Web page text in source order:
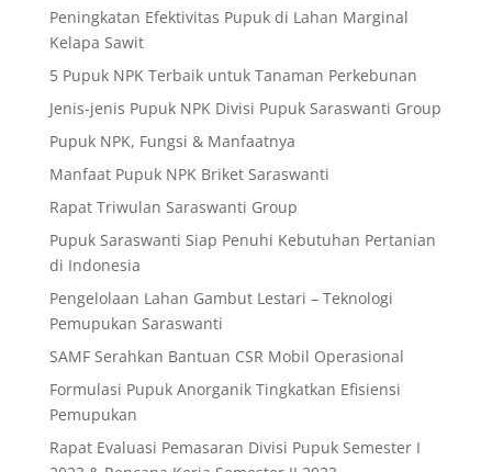
Peningkatan Efektivitas Pupuk di Lahan Marginal
Kelapa Sawit
5 Pupuk NPK Terbaik untuk Tanaman Perkebunan
Jenis-jenis Pupuk NPK Divisi Pupuk Saraswanti Group
Pupuk NPK, Fungsi & Manfaatnya
Manfaat Pupuk NPK Briket Saraswanti
Rapat Triwulan Saraswanti Group
Pupuk Saraswanti Siap Penuhi Kebutuhan Pertanian
di Indonesia
Pengelolaan Lahan Gambut Lestari – Teknologi
Pemupukan Saraswanti
SAMF Serahkan Bantuan CSR Mobil Operasional
Formulasi Pupuk Anorganik Tingkatkan Efisiensi
Pemupukan
Rapat Evaluasi Pemasaran Divisi Pupuk Semester I